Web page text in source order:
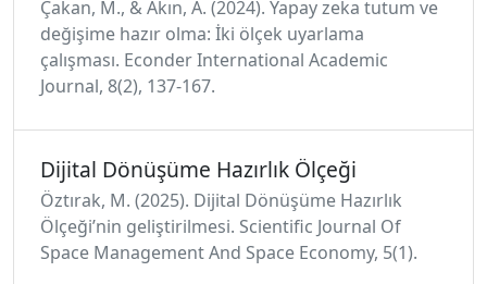
Çakan, M., & Akın, A. (2024). Yapay zeka tutum ve
değişime hazır olma: İki ölçek uyarlama
çalışması. Econder International Academic
Journal, 8(2), 137-167.
Dijital Dönüşüme Hazırlık Ölçeği
Öztırak, M. (2025). Dijital Dönüşüme Hazırlık
Ölçeği’nin geliştirilmesi. Scientific Journal Of
Space Management And Space Economy, 5(1).